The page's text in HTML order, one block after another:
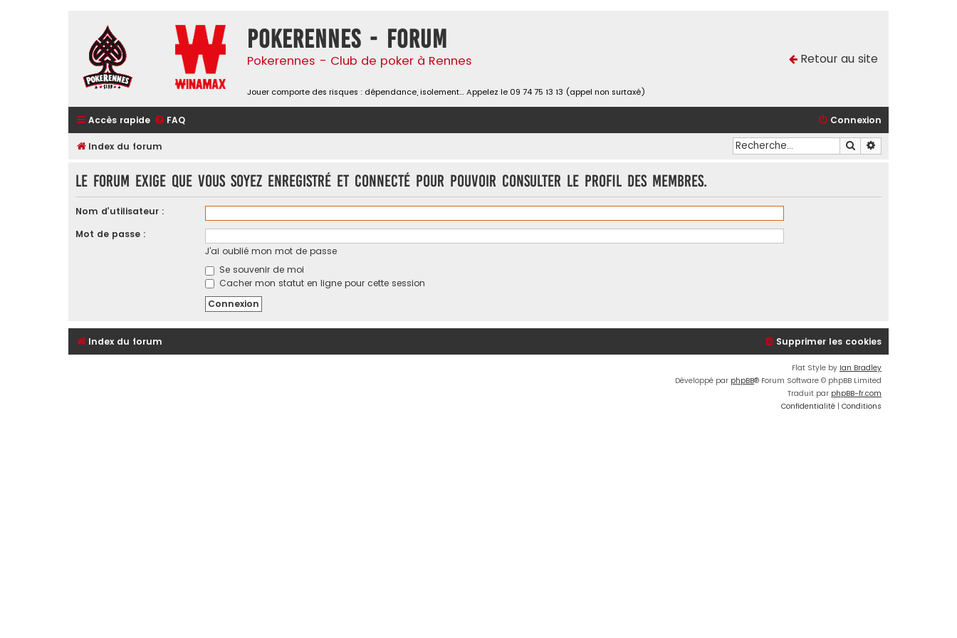
Pokerennes - Forum
Pokerennes - Club de poker à Rennes
Jouer comporte des risques : dépendance, isolement… Appelez le 09 74 75 13 13 (appel non surtaxé)
Retour au site
Accès rapide FAQ Connexion
Index du forum Rechercher
Le forum exige que vous soyez enregistré et connecté pour pouvoir consulter le profil des membres.
Nom d’utilisateur :
Mot de passe :
J’ai oublié mon mot de passe
Se souvenir de moi
Cacher mon statut en ligne pour cette session
Index du forum Supprimer les cookies
Flat Style by Ian Bradley
Développé par phpBB® Forum Software © phpBB Limited
Traduit par phpBB-fr.com
Confidentialité | Conditions